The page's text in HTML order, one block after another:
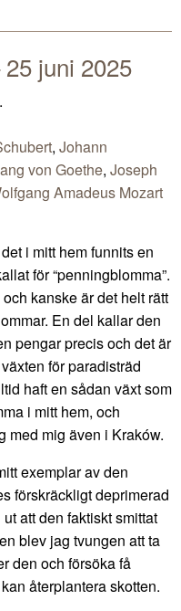
juni 2025
, Johann
von Goethe, Joseph
Amadeus Mozart
i mitt hem funnits en
för “penningblomma”.
kanske är det helt rätt
En del kallar den
pengar precis och det är
för paradisträd
haft en sådan växt som
i mitt hem, och
med mig även i Kraków.
exemplar av den
förskräckligt deprimerad
att den faktiskt smittat
blev jag tvungen att ta
den och försöka få
återplantera skotten.